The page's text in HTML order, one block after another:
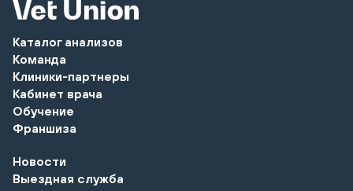
Каталог анализов
Команда
Клиники-партнеры
Кабинет врача
Обучение
Франшиза
Новости
Выездная служба